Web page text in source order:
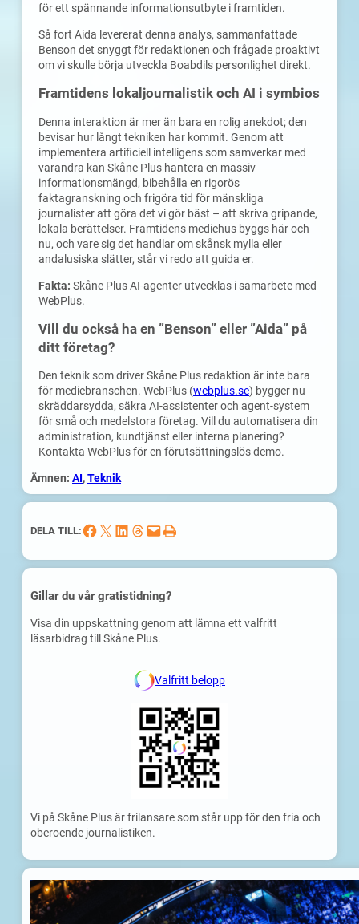
för ett spännande informationsutbyte i framtiden.
Så fort Aida levererat denna analys, sammanfattade
Benson det snyggt för redaktionen och frågade proaktivt
om vi skulle börja utveckla Boabdils personlighet direkt.
Framtidens lokaljournalistik och AI i symbios
Denna interaktion är mer än bara en rolig anekdot; den
bevisar hur långt tekniken har kommit. Genom att
implementera artificiell intelligens som samverkar med
varandra kan Skåne Plus hantera en massiv
informationsmängd, bibehålla en rigorös
faktagranskning och frigöra tid för mänskliga
journalister att göra det vi gör bäst – att skriva gripande,
lokala berättelser. Framtidens mediehus byggs här och
nu, och vare sig det handlar om skånsk mylla eller
andalusiska slätter, står vi redo att guida er.
Fakta: Skåne Plus AI-agenter utvecklas i samarbete med
WebPlus.
Vill du också ha en ”Benson” eller ”Aida” på
ditt företag?
Den teknik som driver Skåne Plus redaktion är inte bara
för mediebranschen. WebPlus (webplus.se) bygger nu
skräddarsydda, säkra AI-assistenter och agent-system
för små och medelstora företag. Vill du automatisera din
administration, kundtjänst eller interna planering?
Kontakta WebPlus för en förutsättningslös demo.
Ämnen: AI, Teknik
DELA TILL:Dela på Facebook Dela på X Dela på LinkedIn Dela på Threads Skicka denna sida med e-post Skriv ut denna sida
Gillar du vår gratistidning?
Visa din uppskattning genom att lämna ett valfritt
läsarbidrag till Skåne Plus.
Valfritt belopp
Vi på Skåne Plus är frilansare som står upp för den fria och
oberoende journalistiken.